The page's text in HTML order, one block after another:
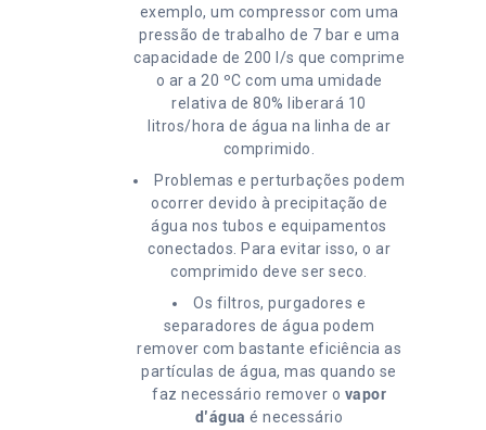
exemplo, um compressor com uma
pressão de trabalho de 7 bar e uma
capacidade de 200 l/s que comprime
o ar a 20 ºC com uma umidade
relativa de 80% liberará 10
litros/hora de água na linha de ar
comprimido.
Problemas e perturbações podem
ocorrer devido à precipitação de
água nos tubos e equipamentos
conectados. Para evitar isso, o ar
comprimido deve ser seco.
Os filtros, purgadores e
separadores de água podem
remover com bastante eficiência as
partículas de água, mas quando se
faz necessário remover o vapor
d’água é necessário